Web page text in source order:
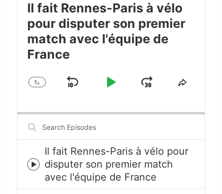
Il fait Rennes-Paris à vélo
pour disputer son premier
match avec l'équipe de
France
Change
1x
Skip
Play
JumpShare
Search
Episodes
Episode
play
icon
Il fait Rennes-Paris à vélo pour
disputer son premier match
avec l'équipe de France